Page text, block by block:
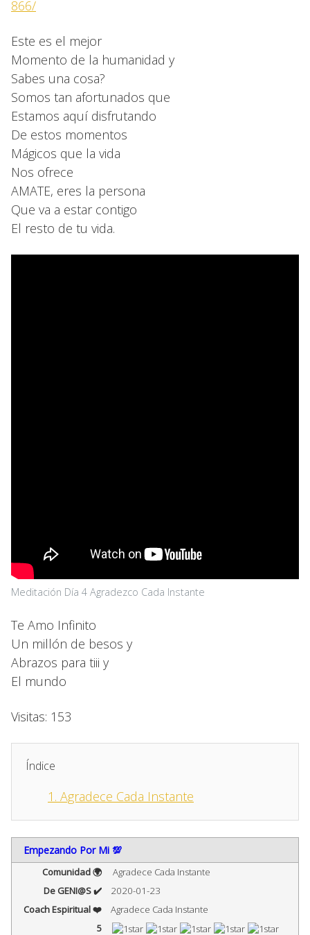
866/
Este es el mejor
Momento de la humanidad y
Sabes una cosa?
Somos tan afortunados que
Estamos aquí disfrutando
De estos momentos
Mágicos que la vida
Nos ofrece
AMATE, eres la persona
Que va a estar contigo
El resto de tu vida.
Meditación Día 4 Agradezco Cada Instante
Te Amo Infinito
Un millón de besos y
Abrazos para tiii y
El mundo
Visitas: 153
Índice
1. Agradece Cada Instante
Empezando Por Mi 💯
Comunidad 🌍
Agradece Cada Instante
De GENI@S ✔️
2020-01-23
Coach Espiritual ❤️
Agradece Cada Instante
5